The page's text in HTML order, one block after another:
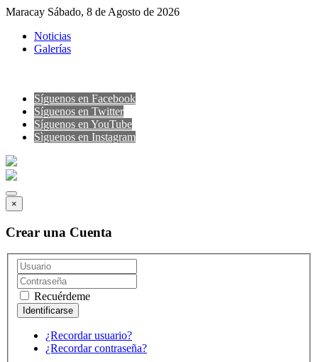
Maracay Sábado, 8 de Agosto de 2026
Noticias
Galerías
Síguenos en Facebook
Síguenos en Twitter
Síguenos en YouTube
Sìguenos en Instagram
×
Crear una Cuenta
Recuérdeme
¿Recordar usuario?
¿Recordar contraseña?